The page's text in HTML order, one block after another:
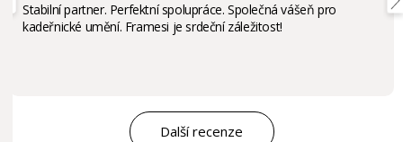
Stabilní partner. Perfektní spolupráce. Společná vášeň pro
kadeřnické umění. Framesi je srdeční záležitost!
Další recenze